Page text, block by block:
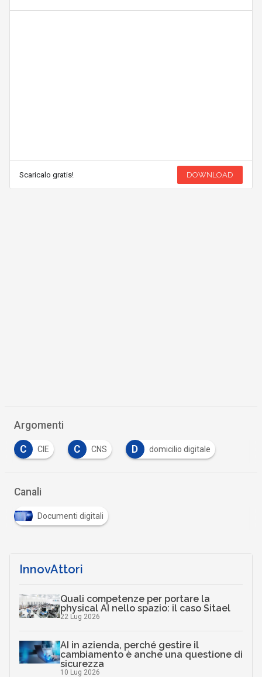
Scaricalo gratis! DOWNLOAD
Argomenti
C CIE C CNS D domicilio digitale
Canali
Documenti digitali
InnovAttori
Quali competenze per portare la
physical AI nello spazio: il caso Sitael
22 Lug 2026
AI in azienda, perché gestire il
cambiamento è anche una questione di
sicurezza
10 Lug 2026